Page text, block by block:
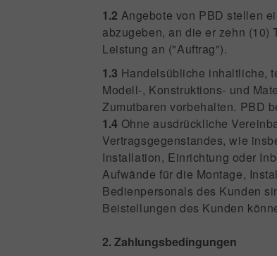
1.2 Angebote von PBD stellen
abzugeben, an die er zehn (10)
Leistung an ("Auftrag").
1.3 Handelsübliche inhaltliche,
Modell-, Konstruktions- und
Zumutbaren vorbehalten. PBD
1.4 Ohne ausdrückliche
Vertragsgegenstandes, wie
Installation, Einrichtung oder
Aufwände für die Montage,
Bedienpersonals des Kunden
Beistellungen des Kunden
2. Zahlungsbedingungen